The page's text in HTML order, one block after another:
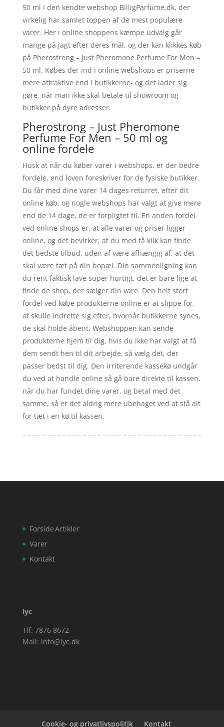
50 ml i den kendte webshop BilligParfume.dk, der
virkelig har samlet toppen af de mest populære
varer. Her i online shoppens kæmpe udvalg går
mange på jagt efter deres mål, og der kan klikkes køb
på Pherostrong – Just Pheromone Perfume For Men –
50 ml. Købes der ind i online webshops er priserne
mere attraktive end i butikkerne- og det lader sig
gøre, når man ikke skal betale til showroom og
butikker på dyre adresser.
Pherostrong – Just Pheromone
Perfume For Men – 50 ml og
online fordele
Husk at når du køber varer i webshops, er der bedre
fordele, end loven foreskriver for de fysiske butikker.
Du får med dine varer 14 dages returret. efter dit
online køb, og nogle webshops har valgt at give mere
end de 14 dage, de er forpligtet til. En anden fordel
ved online shops er, at alle varer og priser ligger
online, og det bevirker, at du med få klik kan finde
det bedste tilbud, uden af være afhængig af, at det
skal være tæt på din bopæl. Din sammenligning kan
du rent faktisk lave super hurtigt, det er bare lige at
finde de shop, der sælger din vare. Den helt stort
fordel ved købe produkterne online er at slippe for,
at skulle indrette sig efter, hvornår butikkerne synes,
de skal holde åbent. Webshoppen kan sende
produkterne hjem til dig, hvis du ikke har valgt at få
dem sendt hen til dit arbejde, så vælg det, der
passer bedst til dig. Den irriterende kassekø undgår
du ved at handle online så gå bare direkte til kassen,
når du har fundet dine varer, og betal med det
samme, så er det aldrig mere ubehaget ved at stå alt
for tæt i en kø til kassen.
Forside
Varer
Kontakt
Artikler
iyc
Tlf: 7876 8672
Mail: info@iyc.dk
Cookie- og privatlivspolitik Kontakt